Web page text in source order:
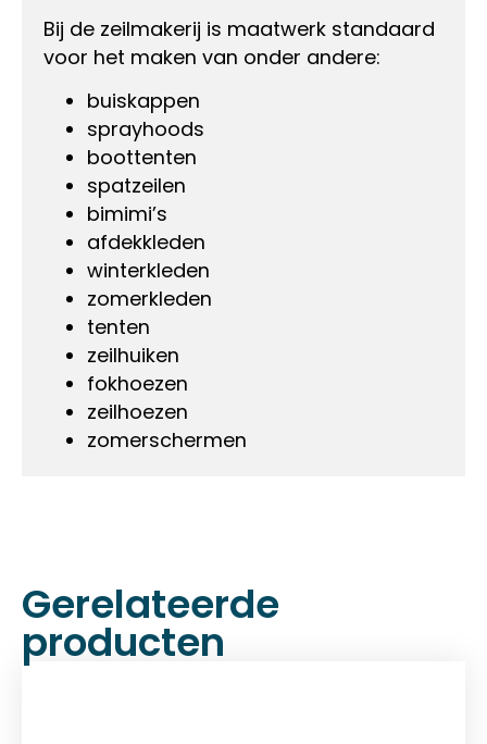
Bij de zeilmakerij is maatwerk standaard
voor het maken van onder andere:
buiskappen
sprayhoods
boottenten
spatzeilen
bimimi’s
afdekkleden
winterkleden
zomerkleden
tenten
zeilhuiken
fokhoezen
zeilhoezen
zomerschermen
Gerelateerde
producten